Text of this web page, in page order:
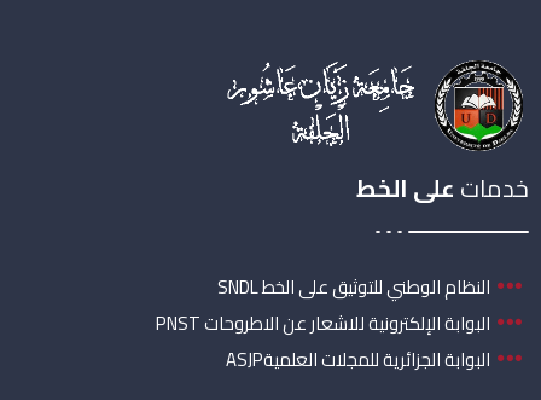
خدماتعلى الخط
النظام الوطني للتوثيق على الخط SNDL
البوابة الإلكترونية للاشعار عن الاطروحات PNST
البوابة الجزائرية للمجلات العلميةASJP